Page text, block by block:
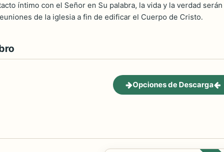
íntimo con el Señor en Su palabra, la vida y la verdad
de la iglesia a fin de edificar el Cuerpo de Cristo.
Opciones de Descarga